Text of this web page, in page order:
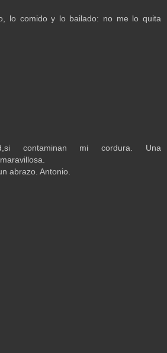
lo comido y lo bailado: no me lo quita
contaminan mi cordura. Una
abrazo. Antonio.